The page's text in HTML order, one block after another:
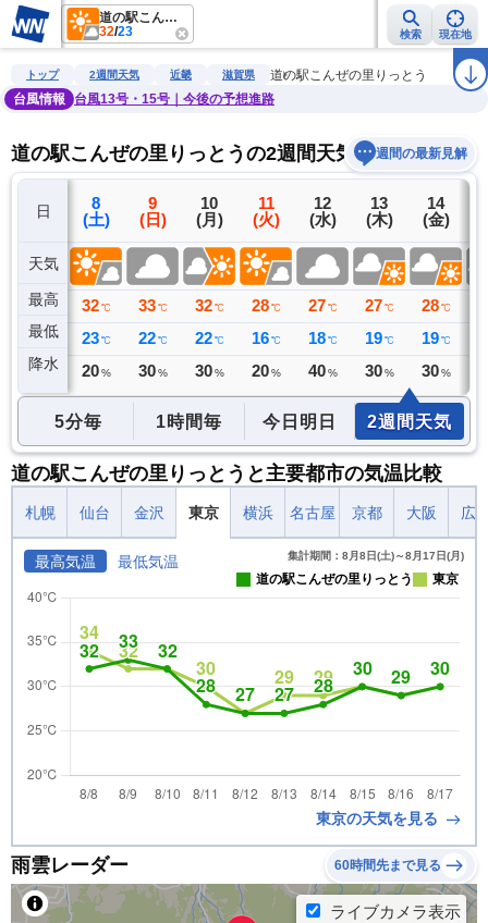
道の駅こんぜの里りっとう
32/23 検索 現在地
雨雲レーダー 台風情報 地震情報 警報・注意報 2週間天気 ラ
トップ 2週間天気 近畿 滋賀県
道の駅こんぜの里りっとう
台風情報
台風13号・15号｜今後の予想進路
道の駅こんぜの里りっとうの2週間天気予報週間の最新見解
日
天気
最高
最低
降水
7
(金)
31 ℃
23 ℃
0 ミリ
8
(土)
32 ℃
23 ℃
20 %
9
(日)
33 ℃
22 ℃
30 %
10
(月)
32 ℃
22 ℃
30 %
11
(火)
28 ℃
16 ℃
20 %
12
(水)
27 ℃
18 ℃
40 %
13
(木)
27 ℃
19 ℃
30 %
14
(金)
28 ℃
19 ℃
30 %
5分毎 1時間毎 今日明日 2週間天気
道の駅こんぜの里りっとうと主要都市の気温比較
札幌 仙台 金沢 東京 横浜 名古屋 京都 大阪 広
最高気温 最低気温 集計期間：8月8日(土)～8月17日(月)
道の駅こんぜの里りっとう 東京
東京の天気を見る
雨雲レーダー 60時間先まで見る